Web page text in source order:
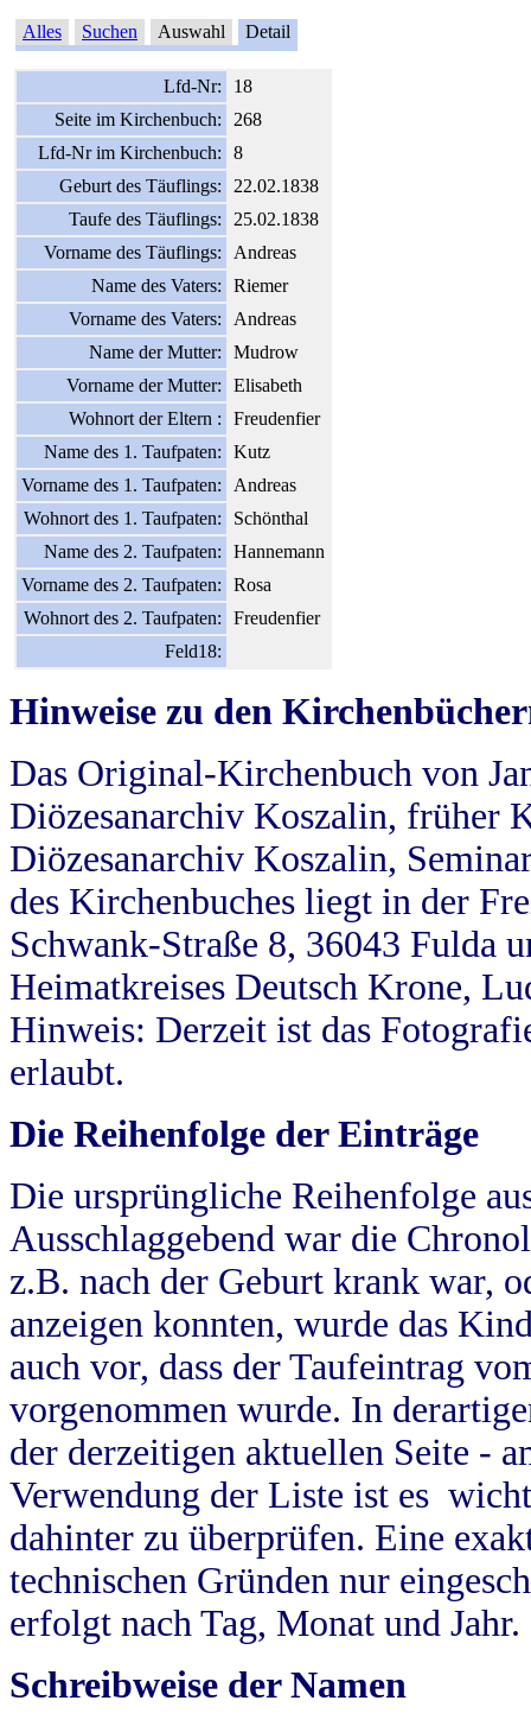
Alles Suchen Auswahl Detail
Lfd-Nr:
18
Seite im Kirchenbuch:
268
Lfd-Nr im Kirchenbuch:
8
Geburt des Täuflings:
22.02.1838
Taufe des Täuflings:
25.02.1838
Vorname des Täuflings:
Andreas
Name des Vaters:
Riemer
Vorname des Vaters:
Andreas
Name der Mutter:
Mudrow
Vorname der Mutter:
Elisabeth
Wohnort der Eltern :
Freudenfier
Name des 1. Taufpaten:
Kutz
Vorname des 1. Taufpaten:
Andreas
Wohnort des 1. Taufpaten:
Schönthal
Name des 2. Taufpaten:
Hannemann
Vorname des 2. Taufpaten:
Rosa
Wohnort des 2. Taufpaten:
Freudenfier
Feld18:
Hinweise zu den
Das Original-Kirchenbuch von
Diözesanarchiv Koszalin, früher
Diözesanarchiv Koszalin,
des Kirchenbuches liegt in der
Schwank-Straße 8, 36043 Fulda
Heimatkreises Deutsch Krone,
Hinweis: Derzeit ist das
erlaubt.
Die Reihenfolge der Einträge
Die ursprüngliche Reihenfolge
Ausschlaggebend war die
z.B. nach der Geburt krank war,
anzeigen konnten, wurde das
auch vor, dass der Taufeintrag
vorgenommen wurde. In
der derzeitigen aktuellen Seite -
Verwendung der Liste ist es
dahinter zu überprüfen. Eine
technischen Gründen nur
erfolgt nach Tag, Monat und Jahr.
Schreibweise der Namen